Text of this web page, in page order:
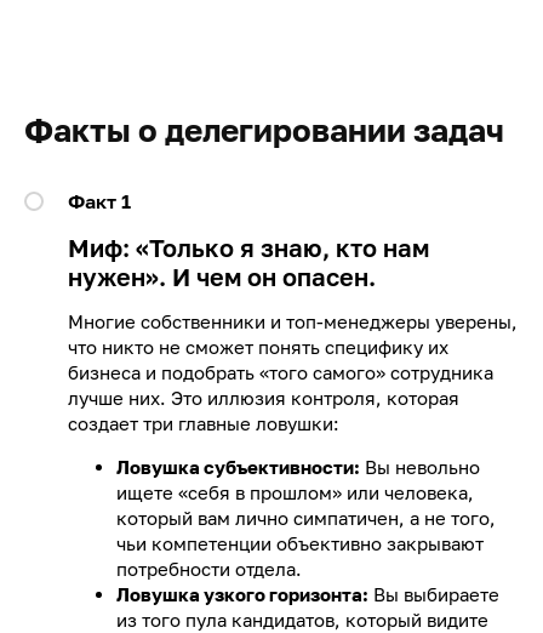
Факты о делегировании задач
Факт 1
Миф: «Только я знаю, кто нам
нужен». И чем он опасен.
Многие собственники и топ-менеджеры уверены,
что никто не сможет понять специфику их
бизнеса и подобрать «того самого» сотрудника
лучше них. Это иллюзия контроля, которая
создает три главные ловушки:
Ловушка субъективности: Вы невольно
ищете «себя в прошлом» или человека,
который вам лично симпатичен, а не того,
чьи компетенции объективно закрывают
потребности отдела.
Ловушка узкого горизонта: Вы выбираете
из того пула кандидатов, который видите